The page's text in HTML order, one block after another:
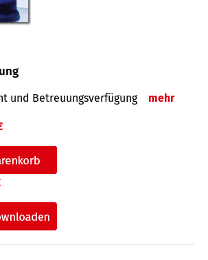
und Betreuungsverfügung mehr